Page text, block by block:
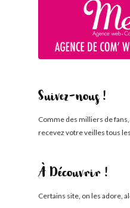
Suivez-nous !
Comme des milliers de
recevez votre veilles tous
À Découvrir !
Certains site, on les adore,